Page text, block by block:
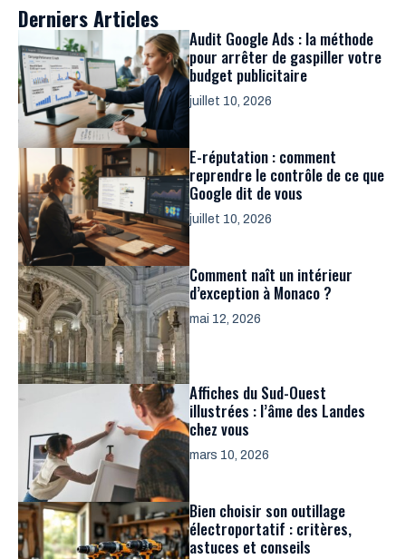
Derniers Articles
Audit Google Ads : la méthode
pour arrêter de gaspiller votre
budget publicitaire
juillet 10, 2026
E-réputation : comment
reprendre le contrôle de ce que
Google dit de vous
juillet 10, 2026
Comment naît un intérieur
d’exception à Monaco ?
mai 12, 2026
Affiches du Sud-Ouest
illustrées : l’âme des Landes
chez vous
mars 10, 2026
Bien choisir son outillage
électroportatif : critères,
astuces et conseils